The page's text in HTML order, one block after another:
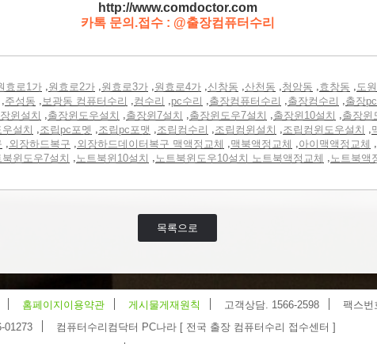
http://www.comdoctor.com
카톡 문의.접수 : @출장컴퓨터수리
효로1가 ,원효로2가 ,원효로3가 ,원효로4가 ,신창동 ,산천동 ,청암동 ,효창동 ,도
주성동 ,보광동 컴퓨터수리 ,컴수리 ,pc수리 ,출장컴퓨터수리 ,출장컴수리 ,출장
윈설치 ,출장윈도우설치 ,출장윈7설치 ,출장윈도우7설치 ,출장윈10설치 ,출장윈
설치 ,조립pc포멧 ,조립pc포맷 ,조립컴수리 ,조립컴윈설치 ,조립컴윈도우설치 ,
,외장하드복구 ,외장하드데이터복구 맥액정교체 ,맥북액정교체 ,아이맥액정교체 ,
윈도우7설치 ,노트북윈10설치 ,노트북윈도우10설치 노트북액정교체 ,노트북액
목록으로
홈페이지이용약관 게시물게재원칙 고객상담. 1566-2598
팩스번
01273
컴퓨터수리컴닥터 PC나라 [ 전국 출장 컴퓨터수리 접수센터 ]